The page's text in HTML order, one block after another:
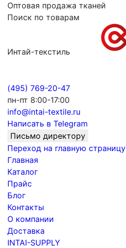
Оптовая продажа тканей
Поиск по товарам
Интай-текстиль
(495) 769-20-47
пн-пт 8:00-17:00
info@intai-textile.ru
Написать в Telegram
Письмо директору
Переход на главную страницу
Главная
Каталог
Прайс
Блог
Контакты
О компании
Доставка
INTAI-SUPPLY